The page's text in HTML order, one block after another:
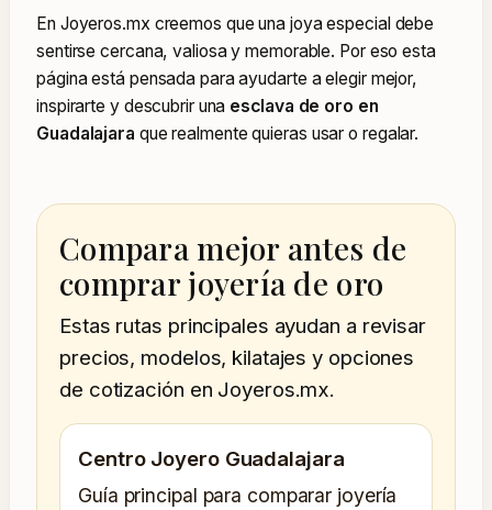
En Joyeros.mx creemos que una joya especial debe
sentirse cercana, valiosa y memorable. Por eso esta
página está pensada para ayudarte a elegir mejor,
inspirarte y descubrir una esclava de oro en
Guadalajara que realmente quieras usar o regalar.
Compara mejor antes de
comprar joyería de oro
Estas rutas principales ayudan a revisar
precios, modelos, kilatajes y opciones
de cotización en Joyeros.mx.
Centro Joyero Guadalajara
Guía principal para comparar joyería